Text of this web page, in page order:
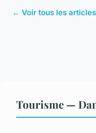
← Voir tous les
Tourisme —